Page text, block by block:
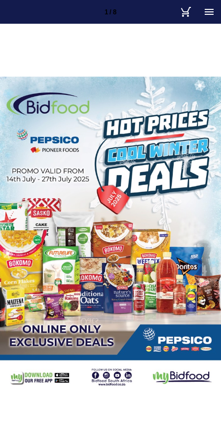
1 / 8